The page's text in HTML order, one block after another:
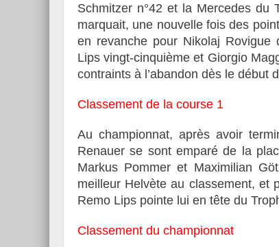
Schmitzer n°42 et la Mercedes du
marquait, une nouvelle fois des
en revanche pour Nikolaj Rovigue
Lips vingt-cinquième et Giorgio
contraints à l’abandon dès le début
Classement de la course 1
Au championnat, après avoir
Renauer se sont emparé de la
Markus Pommer et Maximilian
meilleur Helvète au classement, et
Remo Lips pointe lui en tête du
Classement du championnat